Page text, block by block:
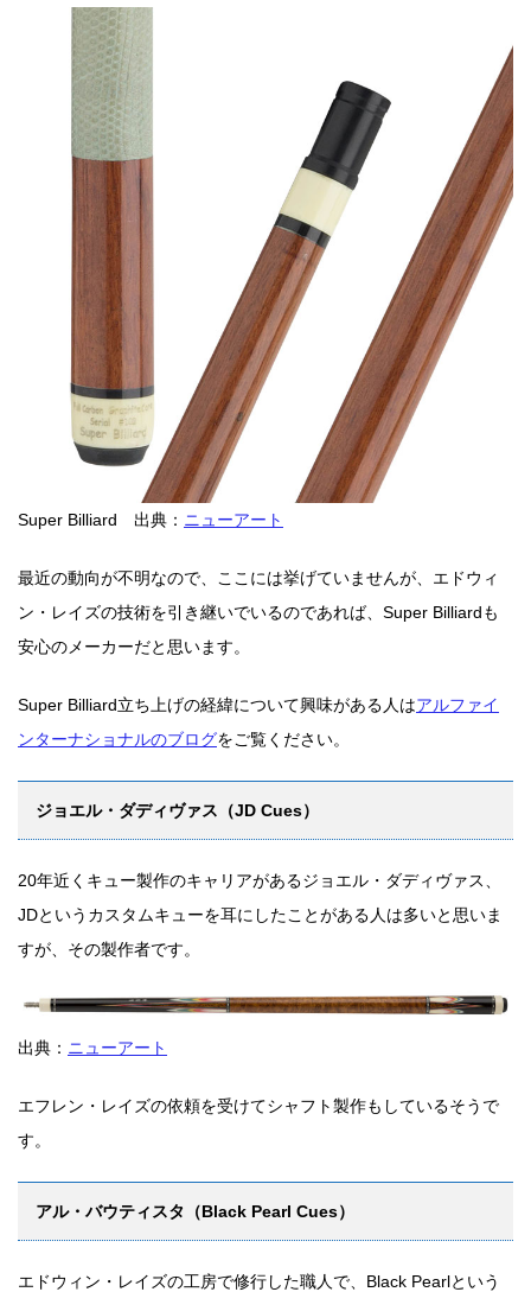
Super Billiard 出典： ニューアート
最近の動向が不明なので、ここには挙げていませんが、エドウィ
ン・レイズの技術を引き継いでいるのであれば、Super Billiardも
安心のメーカーだと思います。
Super Billiard立ち上げの経緯について興味がある人はアルファイ
ンターナショナルのブログをご覧ください。
ジョエル・ダディヴァス（JD Cues）
20年近くキュー製作のキャリアがあるジョエル・ダディヴァス、
JDというカスタムキューを耳にしたことがある人は多いと思いま
すが、その製作者です。
出典： ニューアート
エフレン・レイズの依頼を受けてシャフト製作もしているそうで
す。
アル・バウティスタ（Black Pearl Cues）
エドウィン・レイズの工房で修行した職人で、Black Pearlという